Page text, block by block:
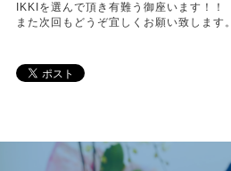
IKKIを選んで頂き有難う御座います！！
また次回もどうぞ宜しくお願い致します。